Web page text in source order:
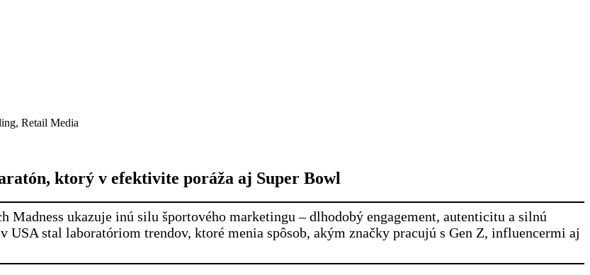
, Retail Media
ktorý v efektivite poráža aj Super Bowl
ukazuje inú silu športového marketingu – dlhodobý engagement, autenticitu a silnú
stal laboratóriom trendov, ktoré menia spôsob, akým značky pracujú s Gen Z, influencermi aj